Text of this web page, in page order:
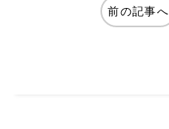
前の記事へ